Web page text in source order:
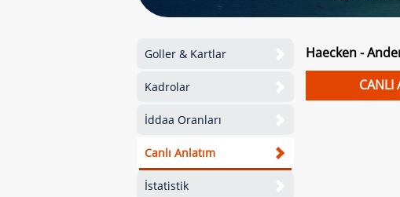
Goller & Kartlar
Kadrolar
İddaa Oranları
Canlı Anlatım
İstatistik
Haecken -
CANLI